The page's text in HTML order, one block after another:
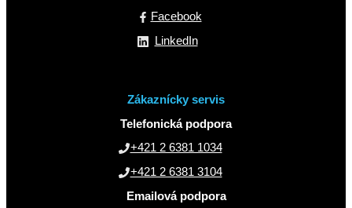
Facebook
LinkedIn
Zákaznícky servis
Telefonická podpora
+421 2 6381 1034
+421 2 6381 3104
Emailová podpora